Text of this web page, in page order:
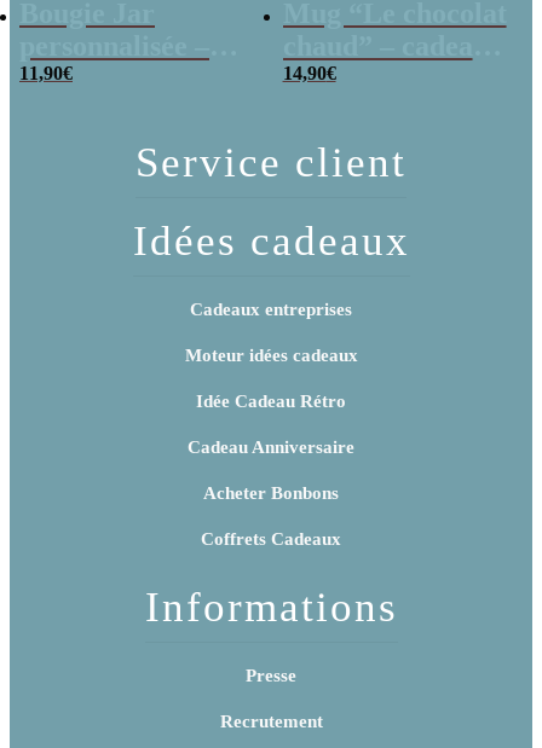
Meilleure Tata
11,90€
personnalisé et ses
x10
14,90€
Service client
Idées cadeaux
Cadeaux entreprises
Moteur idées cadeaux
Idée Cadeau Rétro
Cadeau Anniversaire
Acheter Bonbons
Coffrets Cadeaux
Informations
Presse
Recrutement